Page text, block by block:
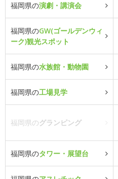
福岡県の演劇・講演会
福岡県のGW(ゴールデンウィ
ーク)観光スポット
福岡県の水族館・動物園
福岡県の工場見学
福岡県のグランピング
福岡県のタワー・展望台